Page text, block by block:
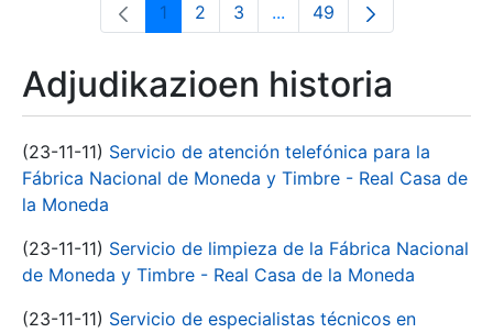
Orrialdea
1 Orrialdea
2 Orrialdea
3 ...Intermediate Pages Use
Orrialdea
49
Adjudikazioen historia
(23-11-11) Servicio de atención telefónica para la
Fábrica Nacional de Moneda y Timbre - Real Casa de
la Moneda
(23-11-11) Servicio de limpieza de la Fábrica Nacional
de Moneda y Timbre - Real Casa de la Moneda
(23-11-11) Servicio de especialistas técnicos en